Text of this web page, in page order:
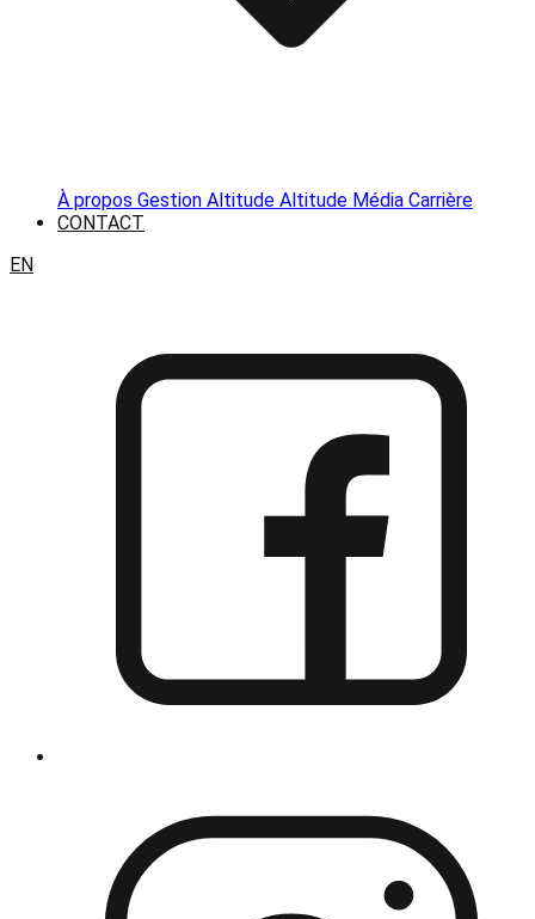
À propos Gestion Altitude Altitude Média Carrière
CONTACT
EN